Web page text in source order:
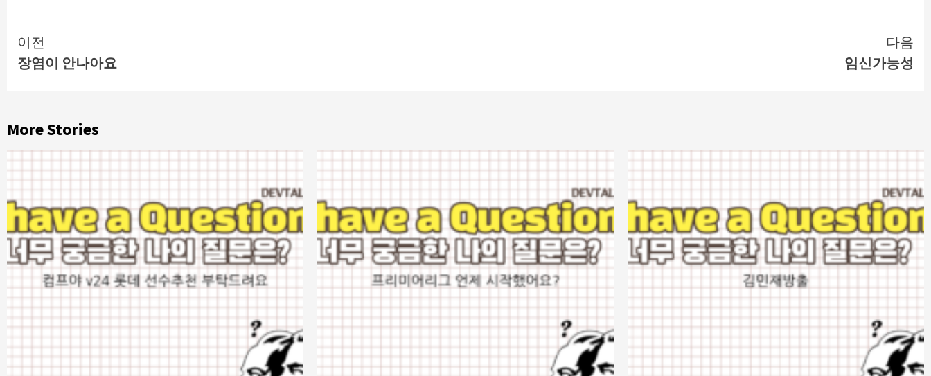
Continue
Reading
이전
장염이 안나아요
다음
임신가능성
More Stories